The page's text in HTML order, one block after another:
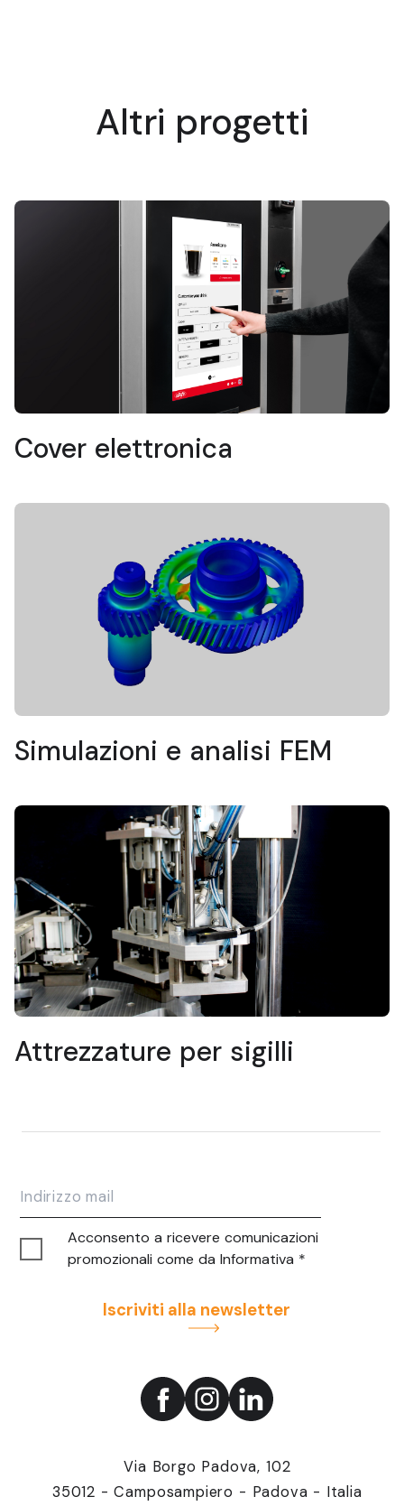
Altri progetti
Cover elettronica
Simulazioni e analisi FEM
Attrezzature per sigilli
Acconsento a ricevere comunicazioni
promozionali come da Informativa *
Iscriviti alla newsletter
Via Borgo Padova, 102
35012 - Camposampiero - Padova - Italia